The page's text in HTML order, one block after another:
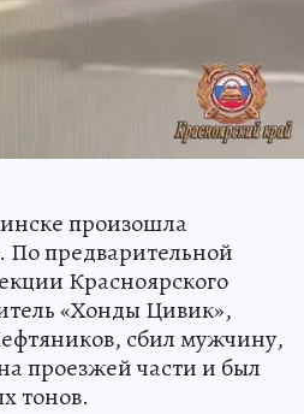
произошла
По предварительной
Красноярского
«Хонды Цивик»,
сбил мужчину,
проезжей части и был
тонов.